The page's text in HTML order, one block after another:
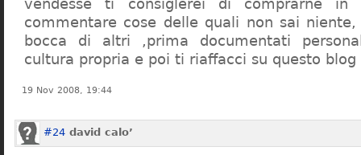
vendesse ti consiglerei di comprarne in
commentare cose delle quali non sai
bocca di altri ,prima documentati
cultura propria e poi ti riaffacci su questo blog
19 Nov 2008, 19:44
#24 david calo’